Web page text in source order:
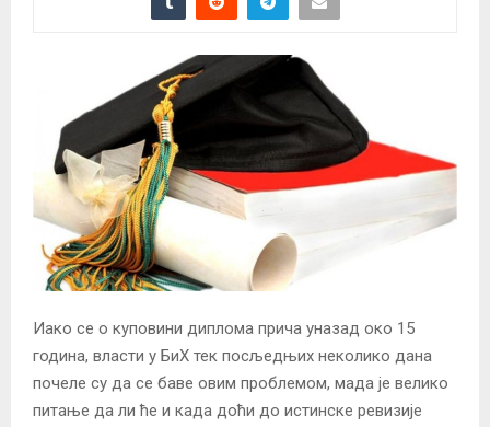
Иако се о куповини диплома прича уназад око 15
година, власти у БиХ тек посљедњих неколико дана
почеле су да се баве овим проблемом, мада је велико
питање да ли ће и када доћи до истинске ревизије